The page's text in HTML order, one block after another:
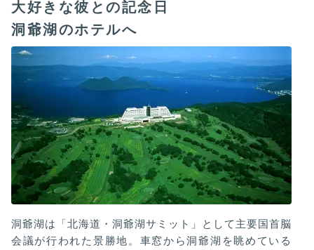
大好きな彼との記念日
洞爺湖のホテルへ
洞爺湖は「北海道・洞爺湖サミット」として主要国首脳
会議が行われた景勝地。車窓から洞爺湖を眺めている